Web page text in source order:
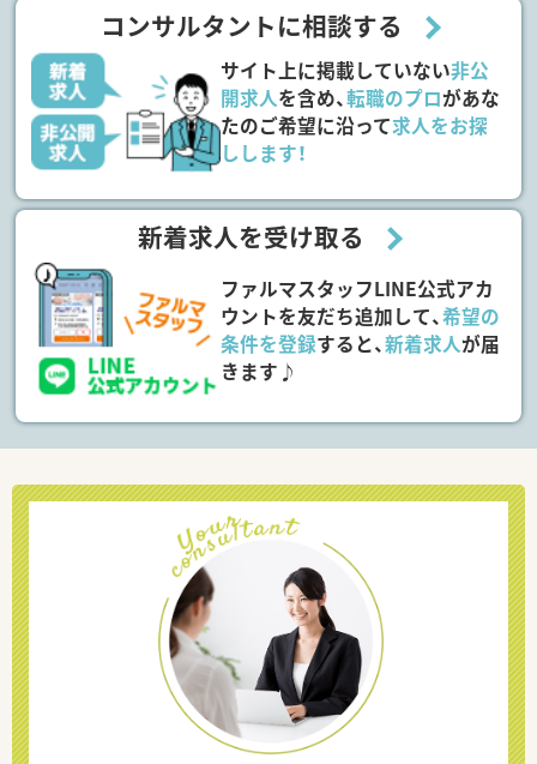
コンサルタントに相談する
サイト上に掲載していない非公
開求人を含め、転職のプロがあな
たのご希望に沿って求人をお探
しします！
新着求人を受け取る
ファルマスタッフLINE公式アカ
ウントを友だち追加して、希望の
条件を登録すると、新着求人が届
きます♪